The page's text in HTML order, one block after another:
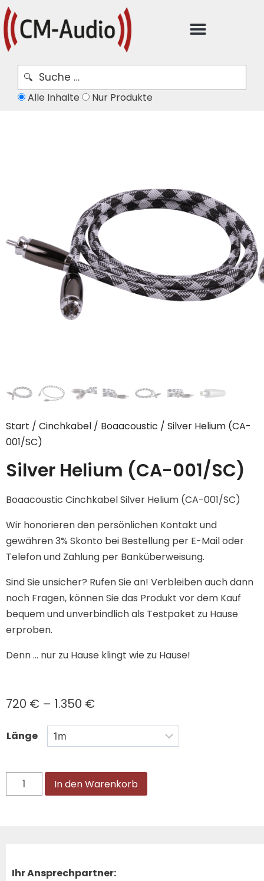
Alle Inhalte Nur Produkte
Start / Cinchkabel / Boaacoustic / Silver Helium (CA-
001/SC)
Silver Helium (CA-001/SC)
Boaacoustic Cinchkabel Silver Helium (CA-001/SC)
Wir honorieren den persönlichen Kontakt und
gewähren 3% Skonto bei Bestellung per E-Mail oder
Telefon und Zahlung per Banküberweisung.
Sind Sie unsicher? Rufen Sie an! Verbleiben auch dann
noch Fragen, können Sie das Produkt vor dem Kauf
bequem und unverbindlich als Testpaket zu Hause
erproben.
Denn … nur zu Hause klingt wie zu Hause!
720 € – 1.350 €
Länge
In den Warenkorb
Ihr Ansprechpartner: